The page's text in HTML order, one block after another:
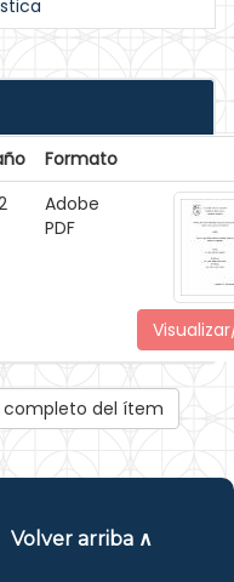
Formato
Adobe
PDF
completo del ítem
Volver arriba ∧